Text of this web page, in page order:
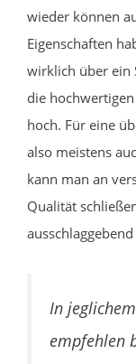
wieder können
Eigenschaften
wirklich über ein
die
hoch. Für eine
also meistens
kann man an
Qualität
In
empfehlen